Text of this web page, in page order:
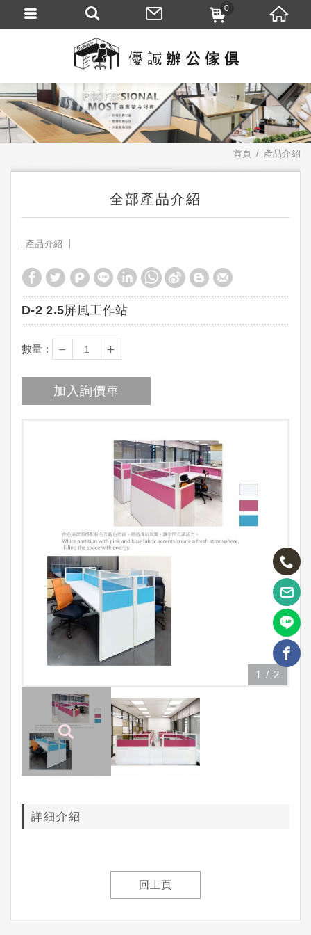
首頁 產品介紹
全部產品介紹
產品介紹
D-2 2.5屏風工作站
數量 : － ＋
加入詢價車
1 / 2
詳細介紹
回上頁
0